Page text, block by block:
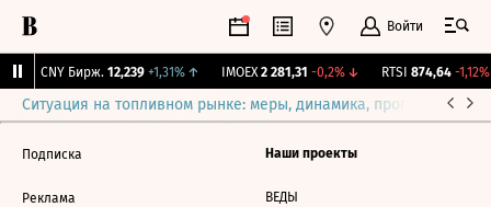
Войти
CNY Бирж. 12,239 +1,31%↑ IMOEX 2 281,31 -0,2%↓ RTSI 874,64 -1,12%
Ситуация на топливном рынке: меры, динамика, прогнозы
Подписка
Реклама
Наши проекты
ВЕДЫ